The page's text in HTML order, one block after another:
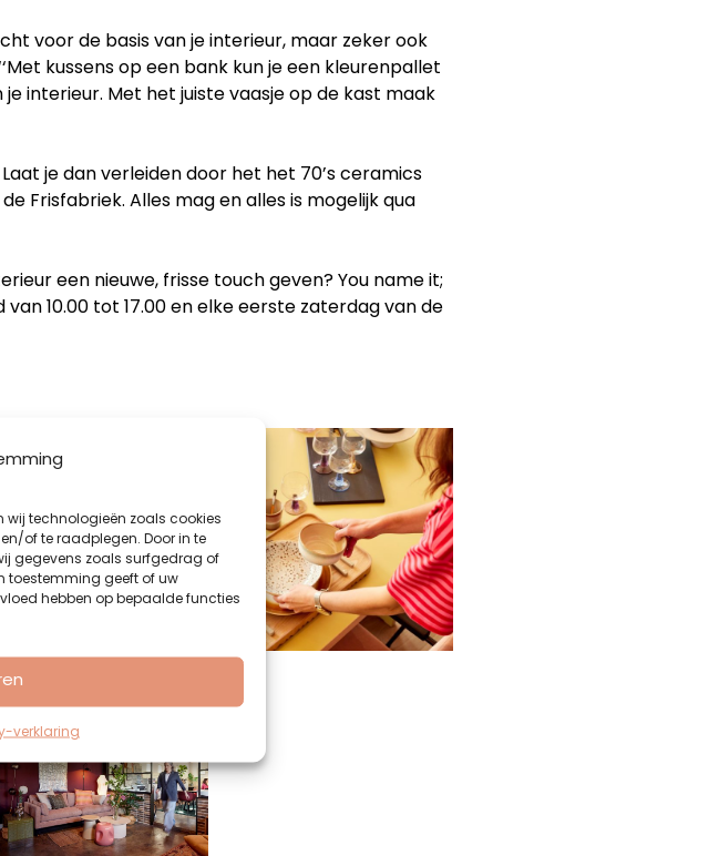
wij technologieën zoals cookies
of te raadplegen. Door in te
gegevens zoals surfgedrag of
toestemming geeft of uw
hebben op bepaalde functies
verklaring
voor de basis van je interieur, maar zeker ook
kussens op een bank kun je een kleurenpallet
interieur. Met het juiste vaasje op de kast maak
je dan verleiden door het het 70’s ceramics
Frisfabriek. Alles mag en alles is mogelijk qua
een nieuwe, frisse touch geven? You name it;
10.00 tot 17.00 en elke eerste zaterdag van de